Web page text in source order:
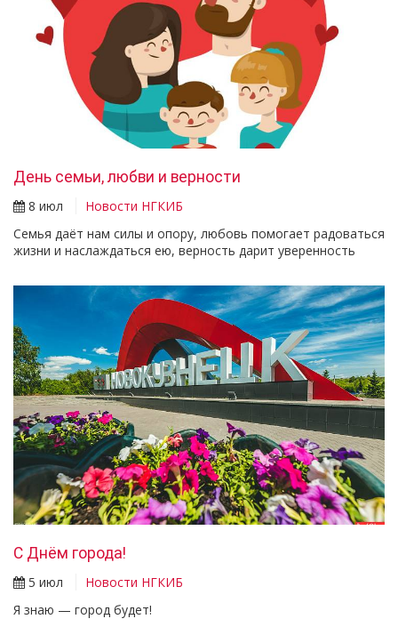
День семьи, любви и верности
8 июл
Новости НГКИБ
Семья даёт нам силы и опору, любовь помогает радоваться
жизни и наслаждаться ею, верность дарит уверенность
С Днём города!
5 июл
Новости НГКИБ
Я знаю — город будет!